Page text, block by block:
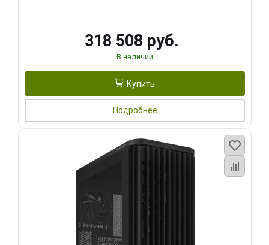
318 508 руб.
В наличии
Купить
Подробнее